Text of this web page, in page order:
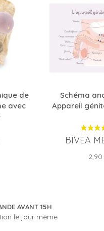
de
avec
Schéma
Appareil
BIVEA
Prix
2,90
AVANT 15H
le jour même